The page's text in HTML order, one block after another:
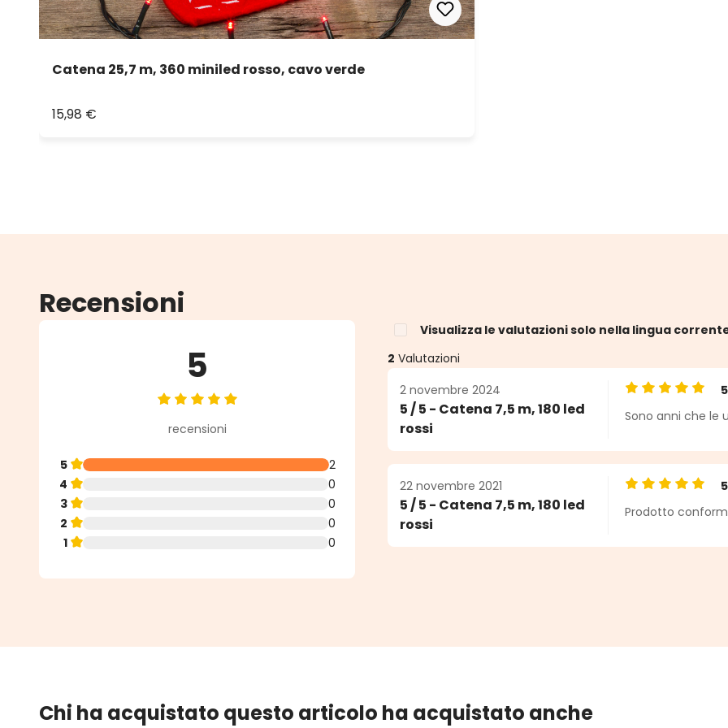
Catena 25,7 m, 360 miniled rosso, cavo verde
15,98 €
Recensioni
5
Valutazione media di 5 su 5 stelle
recensioni
5
2
4
0
3
0
2
0
1
0
Visualizza le valutazioni solo nella lingua
2 Valutazioni
2 novembre 2024
5 / 5 - Catena 7,5 m, 180 led
rossi
Valutazione
5
Sono anni che le
22 novembre 2021
5 / 5 - Catena 7,5 m, 180 led
rossi
Valutazione
5
Prodotto
Chi ha acquistato questo articolo ha acquistato anche